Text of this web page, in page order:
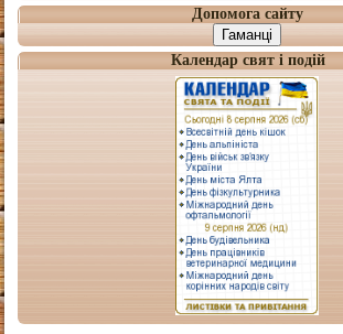
Допомога сайту
Гаманці
Календар свят і подій